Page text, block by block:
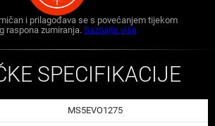
i prilagođava se s povećanjem tijekom
raspona zumiranja. Saznajte više
SPECIFIKACIJE
MS5EVO1275